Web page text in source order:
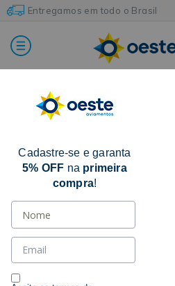
Entregamos em todo o Brasil
TAMANHO
CATEGORIA
Cadastre-se e garanta
5% OFF na primeira
compra!